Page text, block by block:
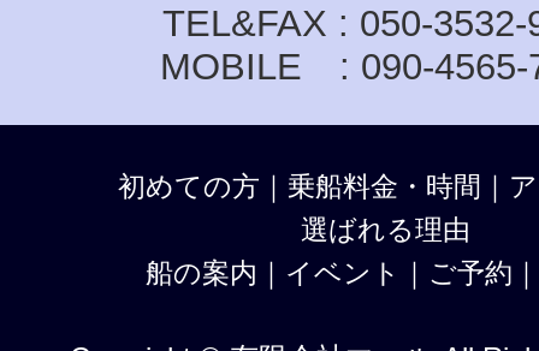
TEL&FAX : 050-3532-
MOBILE : 090-4565-
初めての方 ｜ 乗船料金・時間 ｜
選ばれる理由
船の案内 ｜ イベント ｜ ご予約 ｜